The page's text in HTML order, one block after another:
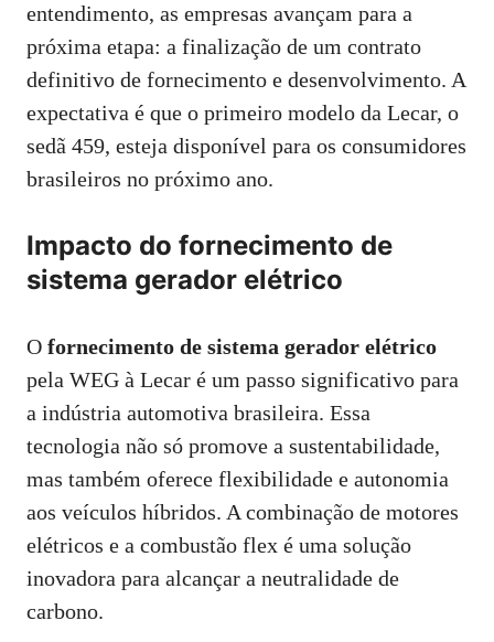
entendimento, as empresas avançam para a
próxima etapa: a finalização de um contrato
definitivo de fornecimento e desenvolvimento. A
expectativa é que o primeiro modelo da Lecar, o
sedã 459, esteja disponível para os consumidores
brasileiros no próximo ano.
Impacto do fornecimento de
sistema gerador elétrico
O fornecimento de sistema gerador elétrico
pela WEG à Lecar é um passo significativo para
a indústria automotiva brasileira. Essa
tecnologia não só promove a sustentabilidade,
mas também oferece flexibilidade e autonomia
aos veículos híbridos. A combinação de motores
elétricos e a combustão flex é uma solução
inovadora para alcançar a neutralidade de
carbono.